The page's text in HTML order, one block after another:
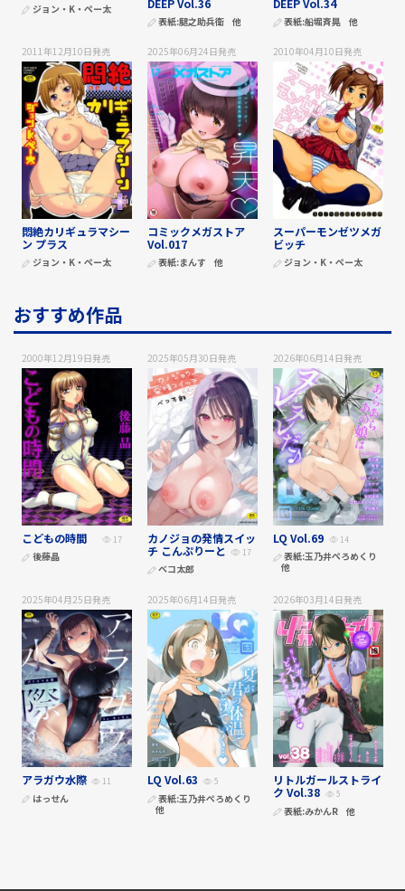
ジョン・K・ペー太
表紙:腿之助兵衛 他 表紙:船堀斉晃 他
2011年12月10日発売
悶絶カリギュラマシー
ン プラス
ジョン・K・ペー太
2025年06月24日発売
コミックメガストア
Vol.017
表紙:まんす 他
2010年04月10日発売
スーパーモンゼツメガ
ビッチ
ジョン・K・ペー太
おすすめ作品
2000年12月19日発売
こどもの時間 17
後藤晶
2025年05月30日発売
カノジョの発情スイッ
チ こんぷりーと
17
ベコ太郎
2026年06月14日発売
LQ Vol.69 14
表紙:玉乃井ぺろめくり
他
2025年04月25日発売
アラガウ水際 11
はっせん
2025年06月14日発売
LQ Vol.63 5
表紙:玉乃井ぺろめくり
他
2026年03月14日発売
リトルガールストライ
ク Vol.38
5
表紙:みかんR 他